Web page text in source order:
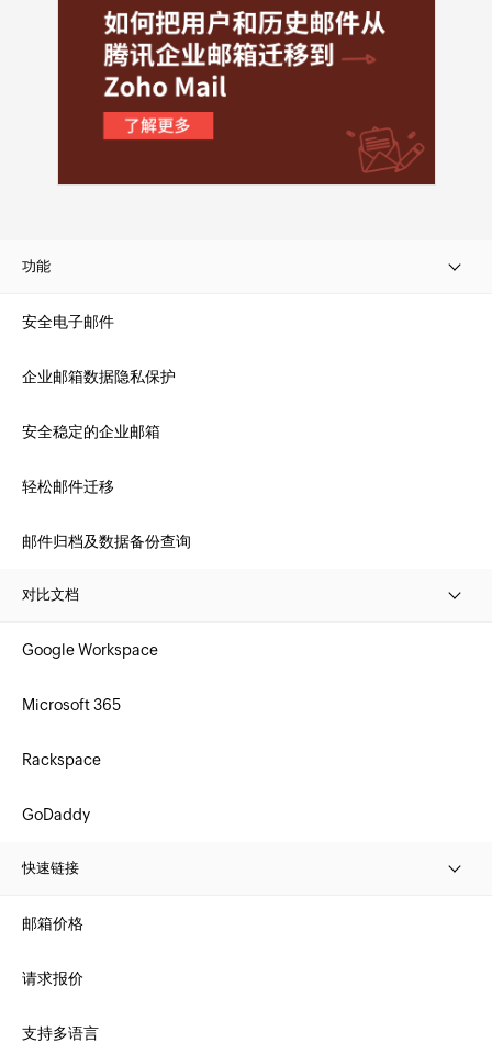
功能
安全电子邮件
企业邮箱数据隐私保护
安全稳定的企业邮箱
轻松邮件迁移
邮件归档及数据备份查询
对比文档
Google Workspace
Microsoft 365
Rackspace
GoDaddy
快速链接
邮箱价格
请求报价
支持多语言